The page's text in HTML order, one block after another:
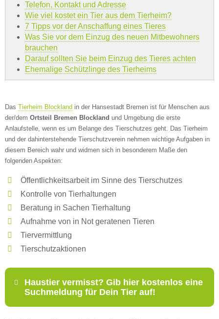
Telefon, Kontakt und Adresse
Wie viel kostet ein Tier aus dem Tierheim?
7 Tipps vor der Anschaffung eines Tieres
Was Sie vor dem Einzug des neuen Mitbewohners
brauchen
Darauf sollten Sie beim Einzug des Tieres achten
Ehemalige Schützlinge des Tierheims
Das Tierheim Blockland in der Hansestadt Bremen ist für Menschen aus
der/dem Ortsteil Bremen Blockland und Umgebung die erste
Anlaufstelle, wenn es um Belange des Tierschutzes geht. Das Tierheim
und der dahinterstehende Tierschutzverein nehmen wichtige Aufgaben in
diesem Bereich wahr und widmen sich in besonderem Maße den
folgenden Aspekten:
Öffentlichkeitsarbeit im Sinne des Tierschutzes
Kontrolle von Tierhaltungen
Beratung in Sachen Tierhaltung
Aufnahme von in Not geratenen Tieren
Tiervermittlung
Tierschutzaktionen
Haustier vermisst? Gib hier kostenlos eine
Suchmeldung für Dein Tier auf!